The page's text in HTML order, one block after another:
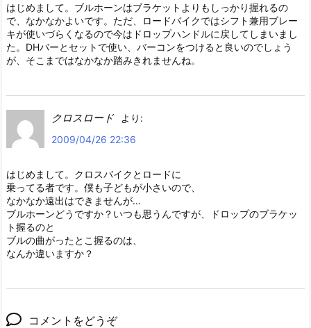
はじめまして。ブルホーンはブラケットよりもしっかり握れるの
で、なかなかよいです。ただ、ロードバイクではシフト兼用ブレー
キが使いづらくなるので今はドロップハンドルに戻してしまいまし
た。DHバーとセットで使い、バーコンをつけると良いのでしょう
が、そこまではなかなか踏みきれませんね。
クロスロード
より:
2009/04/26 22:36
はじめまして。クロスバイクとロードに
乗ってる者です。僕も子どもが小さいので、
なかなか遠出はできませんが…
ブルホーンどうですか？いつも思うんですが、ドロップのブラケッ
ト握るのと
ブルの曲がったとこ握るのは、
なんか違いますか？
コメントをどうぞ